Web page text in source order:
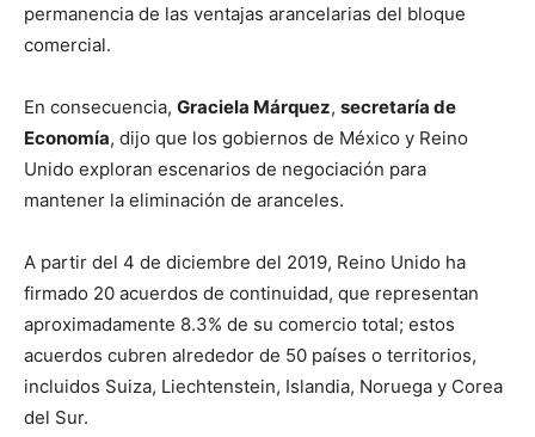
permanencia de las ventajas arancelarias del bloque
comercial.
En consecuencia, Graciela Márquez, secretaría de
Economía, dijo que los gobiernos de México y Reino
Unido exploran escenarios de negociación para
mantener la eliminación de aranceles.
A partir del 4 de diciembre del 2019, Reino Unido ha
firmado 20 acuerdos de continuidad, que representan
aproximadamente 8.3% de su comercio total; estos
acuerdos cubren alrededor de 50 países o territorios,
incluidos Suiza, Liechtenstein, Islandia, Noruega y Corea
del Sur.